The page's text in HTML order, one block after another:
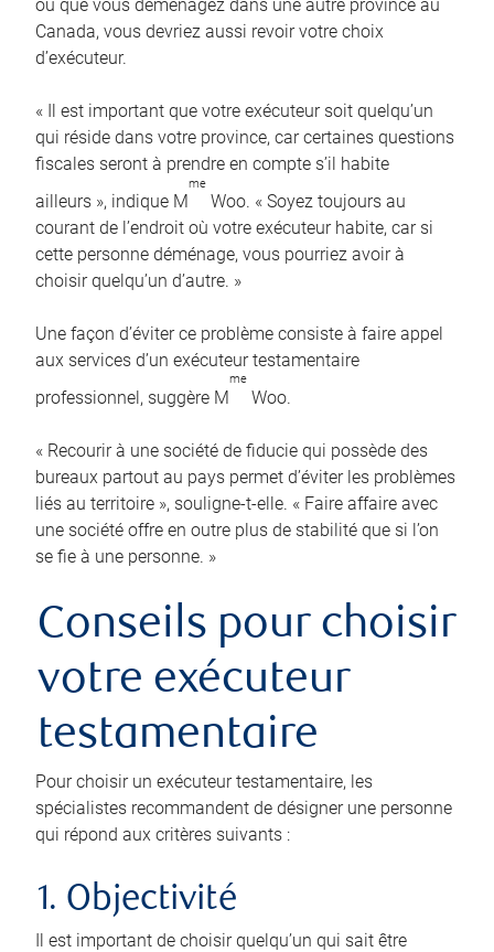
ou que vous déménagez dans une autre province au
Canada, vous devriez aussi revoir votre choix
d’exécuteur.
« Il est important que votre exécuteur soit quelqu’un
qui réside dans votre province, car certaines questions
fiscales seront à prendre en compte s’il habite
ailleurs », indique M
me
Woo. « Soyez toujours au
courant de l’endroit où votre exécuteur habite, car si
cette personne déménage, vous pourriez avoir à
choisir quelqu’un d’autre. »
Une façon d’éviter ce problème consiste à faire appel
aux services d’un exécuteur testamentaire
professionnel, suggère M
me
Woo.
« Recourir à une société de fiducie qui possède des
bureaux partout au pays permet d’éviter les problèmes
liés au territoire », souligne-t-elle. « Faire affaire avec
une société offre en outre plus de stabilité que si l’on
se fie à une personne. »
Conseils pour choisir
votre exécuteur
testamentaire
Pour choisir un exécuteur testamentaire, les
spécialistes recommandent de désigner une personne
qui répond aux critères suivants :
1. Objectivité
Il est important de choisir quelqu’un qui sait être